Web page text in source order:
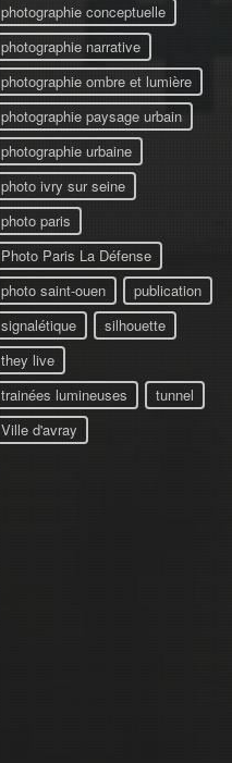
photographie conceptuelle
photographie narrative
photographie ombre et lumière
photographie paysage urbain
photographie urbaine
photo ivry sur seine
photo paris
Photo Paris La Défense
photo saint-ouen
publication
signalétique
silhouette
they live
trainées lumineuses
tunnel
Ville d'avray